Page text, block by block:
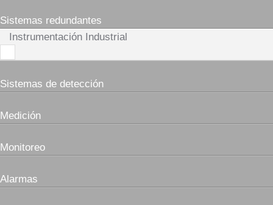
Sistemas redundantes
Instrumentación Industrial
Sistemas de detección
Medición
Monitoreo
Alarmas